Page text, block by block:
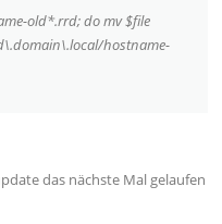
old*.rrd; do mv $file
hostname-
das nächste Mal gelaufen